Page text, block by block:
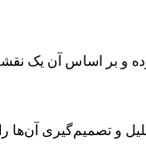
و بر اساس آن یک
و تصمیم‌گیری آن‌ها را